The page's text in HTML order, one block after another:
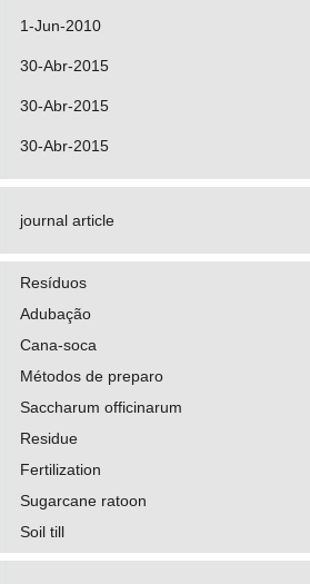
1-Jun-2010
30-Abr-2015
30-Abr-2015
30-Abr-2015
journal article
Resíduos
Adubação
Cana-soca
Métodos de preparo
Saccharum officinarum
Residue
Fertilization
Sugarcane ratoon
Soil till